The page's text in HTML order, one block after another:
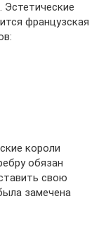
Эстетические
французская
короли
обязан
свою
замечена